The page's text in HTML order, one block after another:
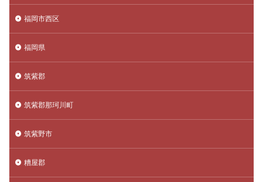
福岡市西区
福岡県
筑紫郡
筑紫郡那珂川町
筑紫野市
糟屋郡